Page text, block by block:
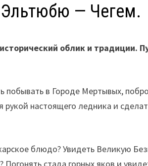
Эльтюбю — Чегем.
облик и традиции.
в Городе Мертывых,
рукой настоящего ледника и
блюдо? Увидеть Великую